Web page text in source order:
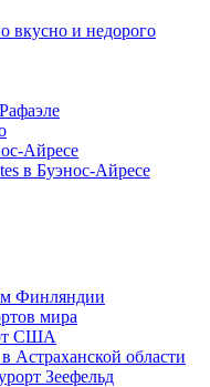
вкусно и недорого
Айресе
в Буэнос-Айресе
Финляндии
мира
США
Астраханской области
Зеефельд